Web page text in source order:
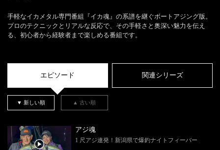
手軽なイカメタル専門番組『イカ魂』の系譜を継ぐボートアジング版。
プロのテクニックとリアルな反応で、その手軽さと奥深い魅力を伝え
る、初心者から経験者まで楽しめる番組です。
エピソード 関連シリーズ
▼ 新しい順 ▲ 古い順
アジ魂
1 尺アジ連発！新潟県で爆釣ナイトフィーバー